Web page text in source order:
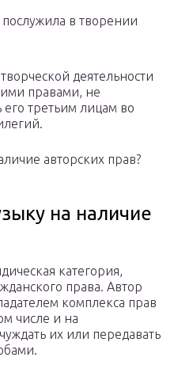
в творении
деятельности
правами, не
его третьим лицам во
авторских прав?
на наличие
категория,
права. Автор
комплекса прав
числе и на
их или передавать